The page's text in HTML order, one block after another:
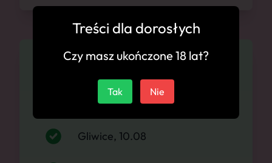
Dostępność
Gliwice, 09.08
Gliwice, 10.08
Treści dla dorosłych
Czy masz ukończone 18 lat?
Tak Nie